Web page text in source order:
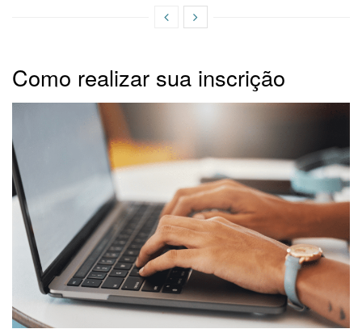
Como realizar sua inscrição